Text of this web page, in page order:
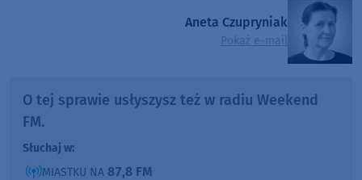
Aneta Czupryniak
Pokaż e-mail
O tej sprawie usłyszysz też w radiu Weekend
FM.
Słuchaj w:
MIASTKU NA 87,8 FM